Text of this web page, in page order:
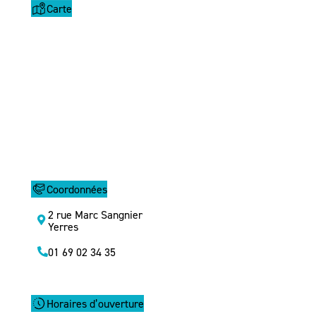
Carte
Coordonnées
2 rue Marc Sangnier
Yerres
01 69 02 34 35
Horaires d’ouverture